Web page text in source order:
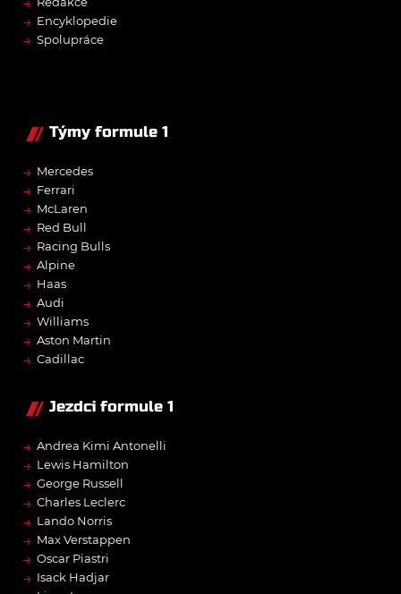
→ Encyklopedie
→ Spolupráce
Týmy formule 1
→ Mercedes
→ Ferrari
→ McLaren
→ Red Bull
→ Racing Bulls
→ Alpine
→ Haas
→ Audi
→ Williams
→ Aston Martin
→ Cadillac
Jezdci formule 1
→ Andrea Kimi Antonelli
→ Lewis Hamilton
→ George Russell
→ Charles Leclerc
→ Lando Norris
→ Max Verstappen
→ Oscar Piastri
→ Isack Hadjar